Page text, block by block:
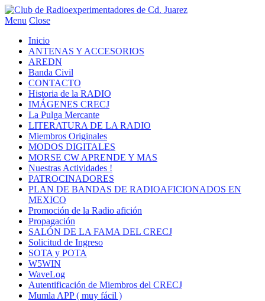
Menu Close
Inicio
ANTENAS Y ACCESORIOS
AREDN
Banda Civil
CONTACTO
Historia de la RADIO
IMÁGENES CRECJ
La Pulga Mercante
LITERATURA DE LA RADIO
Miembros Originales
MODOS DIGITALES
MORSE CW APRENDE Y MAS
Nuestras Actividades !
PATROCINADORES
PLAN DE BANDAS DE RADIOAFICIONADOS EN
MEXICO
Promoción de la Radio afición
Propagación
SALÓN DE LA FAMA DEL CRECJ
Solicitud de Ingreso
SOTA y POTA
W5WIN
WaveLog
Autentificación de Miembros del CRECJ
Mumla APP ( muy fácil )